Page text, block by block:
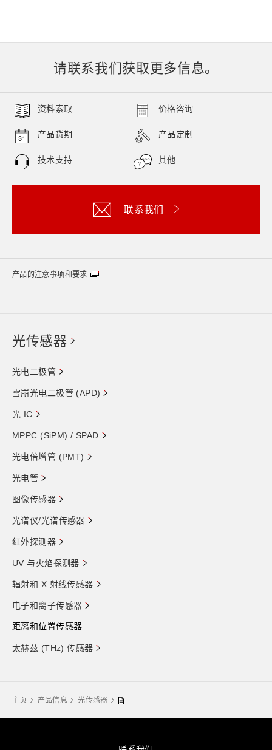
请联系我们获取更多信息。
资料索取 价格咨询
产品货期 产品定制
技术支持 其他
联系我们
产品的注意事项和要求
光传感器
光电二极管
雪崩光电二极管 (APD)
光 IC
MPPC (SiPM) / SPAD
光电倍增管 (PMT)
光电管
图像传感器
光谱仪/光谱传感器
红外探测器
UV 与火焰探测器
辐射和 X 射线传感器
电子和离子传感器
距离和位置传感器
太赫兹 (THz) 传感器
主页 产品信息 光传感器